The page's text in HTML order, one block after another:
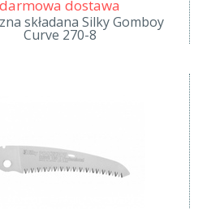
darmowa dostawa
składana Silky Gomboy
Curve 270-8